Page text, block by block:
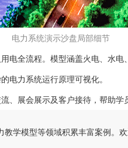
电力系统演示沙盘局部细节
电全流程。模型涵盖火电、水
电力系统运行原理可视化。
展会展示及客户接待，帮助学
学模型等领域积累丰富案例。欢